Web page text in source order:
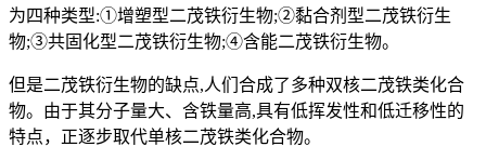
为四种类型:①增塑型二茂铁衍生物;②黏合剂型二茂铁衍生
物;③共固化型二茂铁衍生物;④含能二茂铁衍生物。
但是二茂铁衍生物的缺点,人们合成了多种双核二茂铁类化合
物。由于其分子量大、含铁量高,具有低挥发性和低迁移性的
特点，正逐步取代单核二茂铁类化合物。